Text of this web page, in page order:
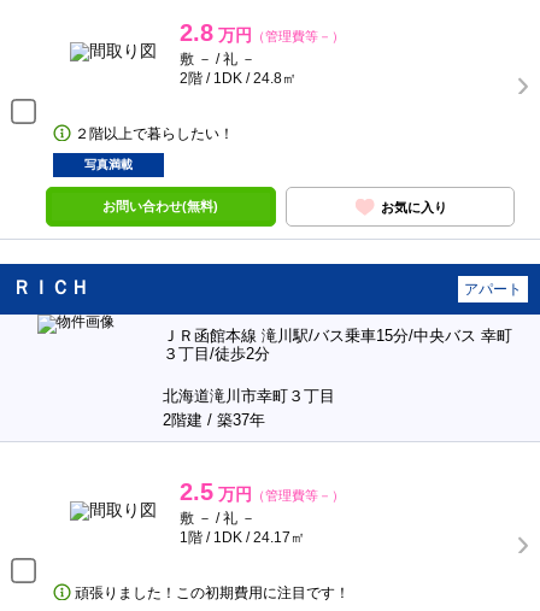
2.8 万円 （管理費等－）
敷 － / 礼 －
2階 / 1DK / 24.8㎡
２階以上で暮らしたい！
写真満載
お問い合わせ(無料) お気に入り
ＲＩＣＨ アパート
ＪＲ函館本線 滝川駅/バス乗車15分/中央バス 幸町
３丁目/徒歩2分
北海道滝川市幸町３丁目
2階建 / 築37年
2.5 万円 （管理費等－）
敷 － / 礼 －
1階 / 1DK / 24.17㎡
頑張りました！この初期費用に注目です！